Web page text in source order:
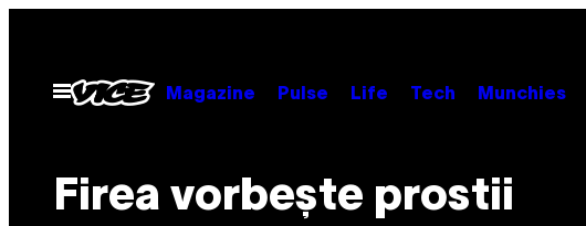
contentOpen
Menu
Magazine Pulse Life Tech Munchies
Firea vorbește prostii